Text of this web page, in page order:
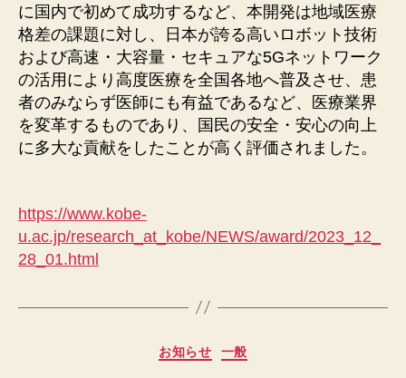
に国内で初めて成功するなど、本開発は地域医療
格差の課題に対し、日本が誇る高いロボット技術
および高速・大容量・セキュアな5Gネットワーク
の活用により高度医療を全国各地へ普及させ、患
者のみならず医師にも有益であるなど、医療業界
を変革するものであり、国民の安全・安心の向上
に多大な貢献をしたことが高く評価されました。
https://www.kobe-
u.ac.jp/research_at_kobe/NEWS/award/2023_12_
28_01.html
カ
お知らせ 一般